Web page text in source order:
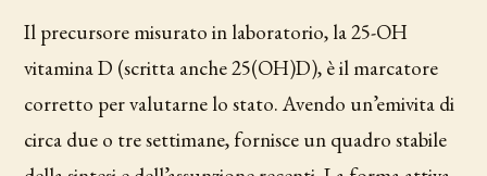
Il precursore misurato in laboratorio, la 25-OH
vitamina D (scritta anche 25(OH)D), è il marcatore
corretto per valutarne lo stato. Avendo un’emivita di
circa due o tre settimane, fornisce un quadro stabile